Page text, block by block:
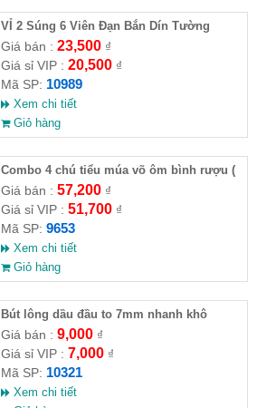
VỈ 2 Súng 6 Viên Đạn Bắn Dín Tường
Giá bán : 23,500₫
Giá sỉ VIP : 20,500₫
Mã SP: 10989
Xem chi tiết
Giỏ hàng
Combo 4 chú tiểu múa võ ôm bình rượu (
HĐ )
Giá bán : 57,200₫
Giá sỉ VIP : 51,700₫
Mã SP: 9653
Xem chi tiết
Giỏ hàng
Bút lông dầu đầu to 7mm nhanh khô
Giá bán : 9,000₫
Giá sỉ VIP : 7,000₫
Mã SP: 10321
Xem chi tiết